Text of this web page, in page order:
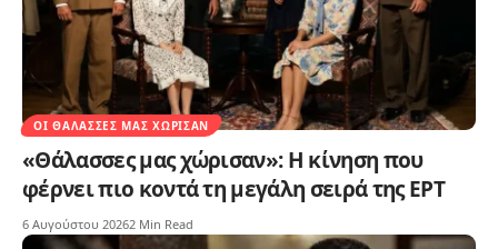
ΟΙ ΘΆΛΑΣΣΕΣ ΜΑΣ ΧΏΡΙΣΑΝ
«Θάλασσες μας χώρισαν»: Η κίνηση που
φέρνει πιο κοντά τη μεγάλη σειρά της ΕΡΤ
6 Αυγούστου 20262 Min Read